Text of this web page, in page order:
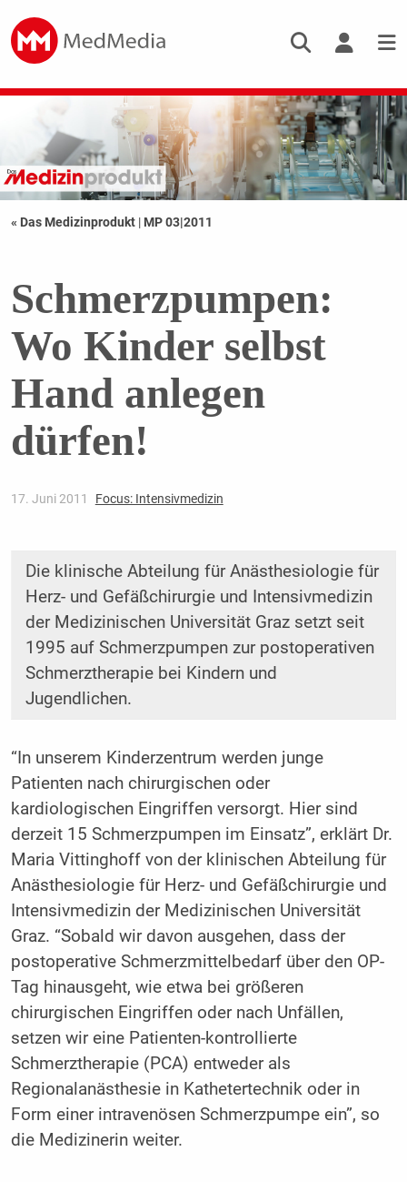
« Das Medizinprodukt | MP 03|2011
Schmerzpumpen:
Wo Kinder selbst
Hand anlegen
dürfen!
17. Juni 2011 Focus: Intensivmedizin
Die klinische Abteilung für Anästhesiologie für
Herz- und Gefäßchirurgie und Intensivmedizin
der Medizinischen Universität Graz setzt seit
1995 auf Schmerzpumpen zur postoperativen
Schmerztherapie bei Kindern und
Jugendlichen.
“In unserem Kinderzentrum werden junge
Patienten nach chirurgischen oder
kardiologischen Eingriffen versorgt. Hier sind
derzeit 15 Schmerzpumpen im Einsatz”, erklärt Dr.
Maria Vittinghoff von der klinischen Abteilung für
Anästhesiologie für Herz- und Gefäßchirurgie und
Intensivmedizin der Medizinischen Universität
Graz. “Sobald wir davon ausgehen, dass der
postoperative Schmerzmittelbedarf über den OP-
Tag hinausgeht, wie etwa bei größeren
chirurgischen Eingriffen oder nach Unfällen,
setzen wir eine Patienten-kontrollierte
Schmerztherapie (PCA) entweder als
Regionalanästhesie in Kathetertechnik oder in
Form einer intravenösen Schmerzpumpe ein”, so
die Medizinerin weiter.